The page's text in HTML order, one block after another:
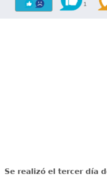
1
Se realizó el tercer día